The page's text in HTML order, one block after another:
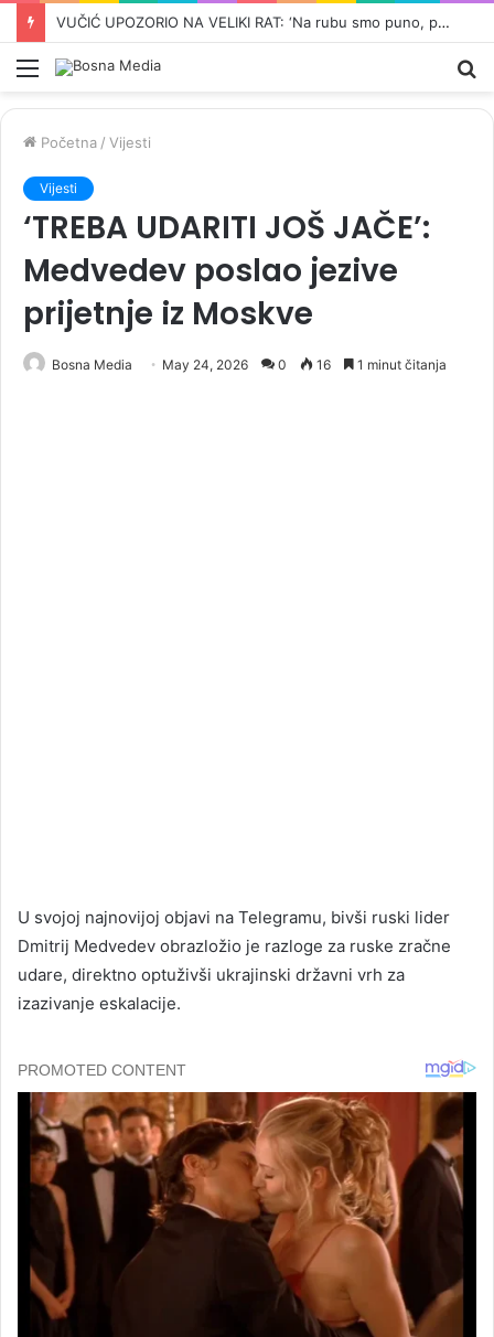
‘SREĆA PA ĆE IZDAJNIK VUČIĆ USKORO IZGUBITI VLAST…’: Žestok okršaj Ane Brnabić i Srđana Milivojevića završio s Thompsonovom pjesmom…
Meni
Početna / Vijesti
Vijesti
‘TREBA UDARITI JOŠ JAČE’:
Medvedev poslao jezive
prijetnje iz Moskve
Bosna Media May 24, 2026 0 16 1 minut čitanja
U svojoj najnovijoj objavi na Telegramu, bivši ruski lider
Dmitrij Medvedev obrazložio je razloge za ruske zračne
udare, direktno optuživši ukrajinski državni vrh za
izazivanje eskalacije.